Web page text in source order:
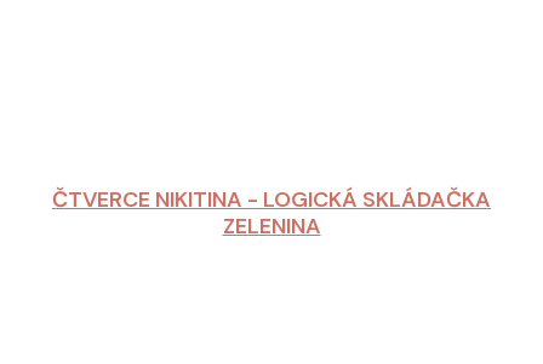
ČTVERCE NIKITINA - LOGICKÁ SKLÁDAČKA
ZELENINA